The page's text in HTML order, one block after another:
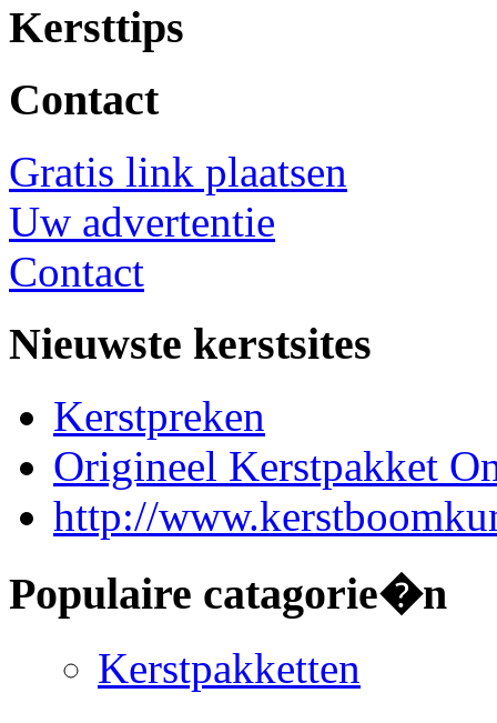
Kersttips
Contact
Gratis link plaatsen
Uw advertentie
Contact
Nieuwste kerstsites
Kerstpreken
Origineel Kerstpakket
http://
Populaire catagorie�n
Kerstpakketten